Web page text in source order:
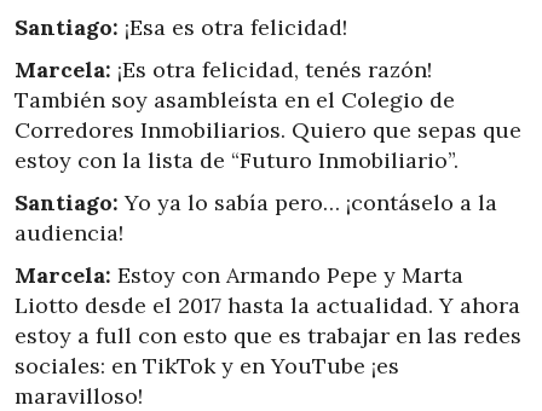
Santiago: ¡Esa es otra felicidad!
Marcela: ¡Es otra felicidad, tenés razón!
También soy asambleísta en el Colegio de
Corredores Inmobiliarios. Quiero que sepas que
estoy con la lista de “Futuro Inmobiliario”.
Santiago: Yo ya lo sabía pero… ¡contáselo a la
audiencia!
Marcela: Estoy con Armando Pepe y Marta
Liotto desde el 2017 hasta la actualidad. Y ahora
estoy a full con esto que es trabajar en las redes
sociales: en TikTok y en YouTube ¡es
maravilloso!